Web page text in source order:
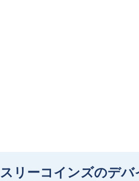
スリーコインズのデ